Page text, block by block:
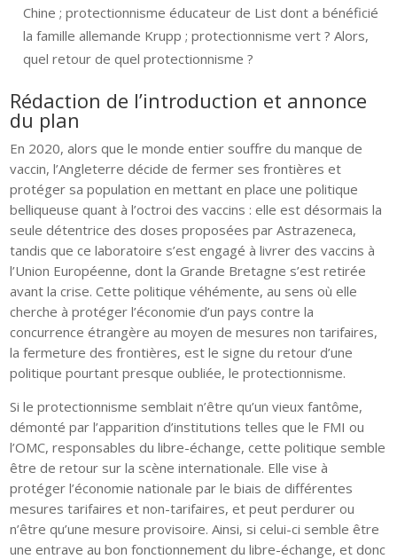
Chine ; protectionnisme éducateur de List dont a bénéficié
la famille allemande Krupp ; protectionnisme vert ? Alors,
quel retour de quel protectionnisme ?
Rédaction de l’introduction et annonce
du plan
En 2020, alors que le monde entier souffre du manque de
vaccin, l’Angleterre décide de fermer ses frontières et
protéger sa population en mettant en place une politique
belliqueuse quant à l’octroi des vaccins : elle est désormais la
seule détentrice des doses proposées par Astrazeneca,
tandis que ce laboratoire s’est engagé à livrer des vaccins à
l’Union Européenne, dont la Grande Bretagne s’est retirée
avant la crise. Cette politique véhémente, au sens où elle
cherche à protéger l’économie d’un pays contre la
concurrence étrangère au moyen de mesures non tarifaires,
la fermeture des frontières, est le signe du retour d’une
politique pourtant presque oubliée, le protectionnisme.
Si le protectionnisme semblait n’être qu’un vieux fantôme,
démonté par l’apparition d’institutions telles que le FMI ou
l’OMC, responsables du libre-échange, cette politique semble
être de retour sur la scène internationale. Elle vise à
protéger l’économie nationale par le biais de différentes
mesures tarifaires et non-tarifaires, et peut perdurer ou
n’être qu’une mesure provisoire. Ainsi, si celui-ci semble être
une entrave au bon fonctionnement du libre-échange, et donc